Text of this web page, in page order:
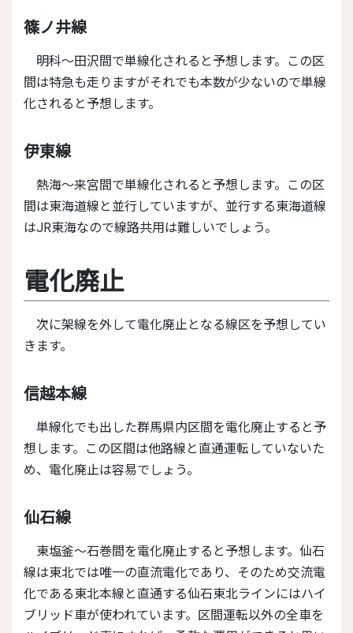
篠ノ井線
明科～田沢間で単線化されると予想します。この区
間は特急も走りますがそれでも本数が少ないので単線
化されると予想します。
伊東線
熱海～来宮間で単線化されると予想します。この区
間は東海道線と並行していますが、並行する東海道線
はJR東海なので線路共用は難しいでしょう。
電化廃止
次に架線を外して電化廃止となる線区を予想してい
きます。
信越本線
単線化でも出した群馬県内区間を電化廃止すると予
想します。この区間は他路線と直通運転していないた
め、電化廃止は容易でしょう。
仙石線
東塩釜～石巻間を電化廃止すると予想します。仙石
線は東北では唯一の直流電化であり、そのため交流電
化である東北本線と直通する仙石東北ラインにはハイ
ブリッド車が使われています。区間運転以外の全車を